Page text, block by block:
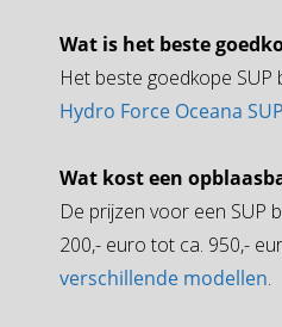
Wat is het beste
Het beste goedkope
Hydro Force Oceana
Wat kost een
De prijzen voor een SUP
200,- euro tot ca. 950,-
verschillende modellen.